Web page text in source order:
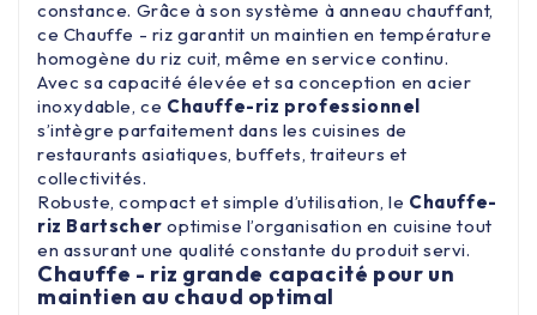
constance. Grâce à son système à anneau chauffant,
ce Chauffe - riz garantit un maintien en température
homogène du riz cuit, même en service continu.
Avec sa capacité élevée et sa conception en acier
inoxydable, ce Chauffe-riz professionnel
s’intègre parfaitement dans les cuisines de
restaurants asiatiques, buffets, traiteurs et
collectivités.
Robuste, compact et simple d’utilisation, le Chauffe-
riz Bartscher optimise l’organisation en cuisine tout
en assurant une qualité constante du produit servi.
Chauffe - riz grande capacité pour un
maintien au chaud optimal